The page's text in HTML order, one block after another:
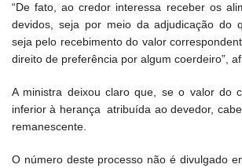
“De fato, ao credor interessa receber os
devidos, seja por meio da adjudicação do
seja pelo recebimento do valor
direito de preferência por algum coerdeiro”,
A ministra deixou claro que, se o valor do
inferior à herança atribuída ao devedor,
remanescente.
O número deste processo não é divulgado